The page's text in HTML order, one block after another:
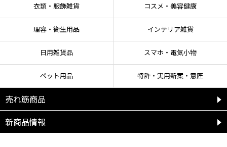
衣類・服飾雑貨 コスメ・美容健康
理容・衛生用品 インテリア雑貨
日用雑貨品 スマホ・電気小物
ペット用品 特許・実用新案・意匠
売れ筋商品
新商品情報